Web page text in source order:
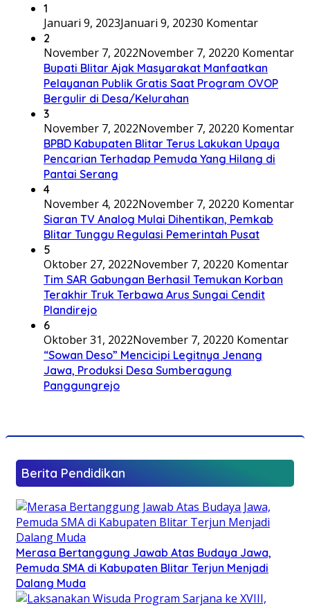
1
Januari 9, 2023Januari 9, 20230 Komentar
2
November 7, 2022November 7, 20220 Komentar
Bupati Blitar Ajak Masyarakat Manfaatkan
Pelayanan Publik Gratis Saat Program OVOP
Bergulir di Desa/Kelurahan
3
November 7, 2022November 7, 20220 Komentar
BPBD Kabupaten Blitar Terus Lakukan Upaya
Pencarian Terhadap Pemuda Yang Hilang di
Pantai Serang
4
November 4, 2022November 7, 20220 Komentar
Siaran TV Analog Mulai Dihentikan, Pemkab
Blitar Tunggu Regulasi Pemerintah Pusat
5
Oktober 27, 2022November 7, 20220 Komentar
Tim SAR Gabungan Berhasil Temukan Korban
Terakhir Truk Terbawa Arus Sungai Cendit
Plandirejo
6
Oktober 31, 2022November 7, 20220 Komentar
“Sowan Deso” Mencicipi Legitnya Jenang
Jawa, Produksi Desa Sumberagung
Panggungrejo
Berita Pendidikan
Merasa Bertanggung Jawab Atas Budaya Jawa,
Pemuda SMA di Kabupaten Blitar Terjun Menjadi
Dalang Muda